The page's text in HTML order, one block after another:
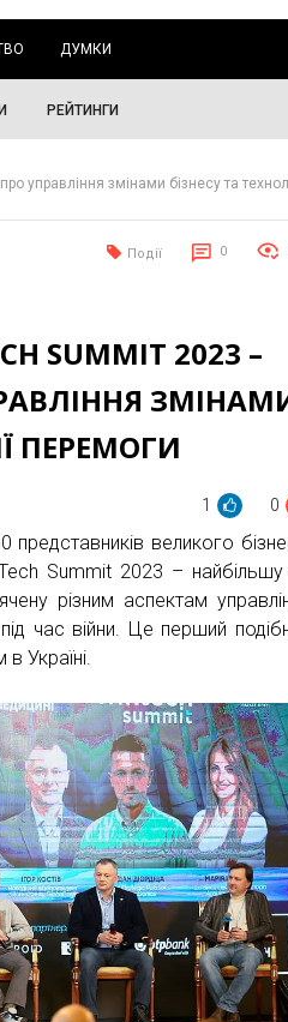
ДУМКИ
РЕЙТИНГИ
управління змінами бізнесу та
Події 0
SUMMIT 2023 –
ПЕРЕМОГИ
1 0
великого
Summit 2023 – найбільшу
різним аспектам
час війни. Це перший
Україні.